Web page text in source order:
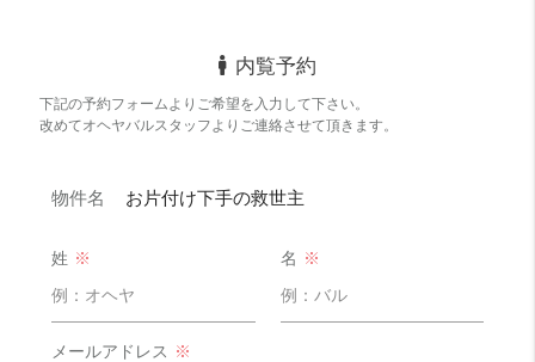
キッチンは十分ですが、
ダイエーやオアシスやライフも少し歩けばあり。
どちらかというと自炊を推進します。
明るさ 良い！ 16 点
すりガラスなので曇りの日はちょっと暗く感じるかも…
内覧予約
下記の予約フォームよりご希望を入力して下さい。
改めてオヘヤバルスタッフよりご連絡させて頂きます。
物件名 お片付け下手の救世主
姓 ※ 名 ※
メールアドレス ※